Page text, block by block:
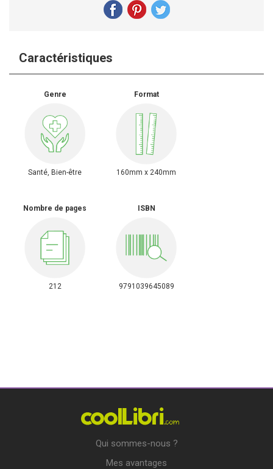
Caractéristiques
Genre
Santé, Bien-être
Format
160mm x 240mm
Nombre de pages
212
ISBN
9791039645089
Qui sommes-nous ?
Mes avantages